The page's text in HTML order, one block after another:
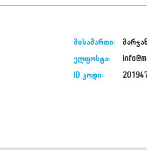
მისამართი:
ელფოსტა:
ID კოდი: